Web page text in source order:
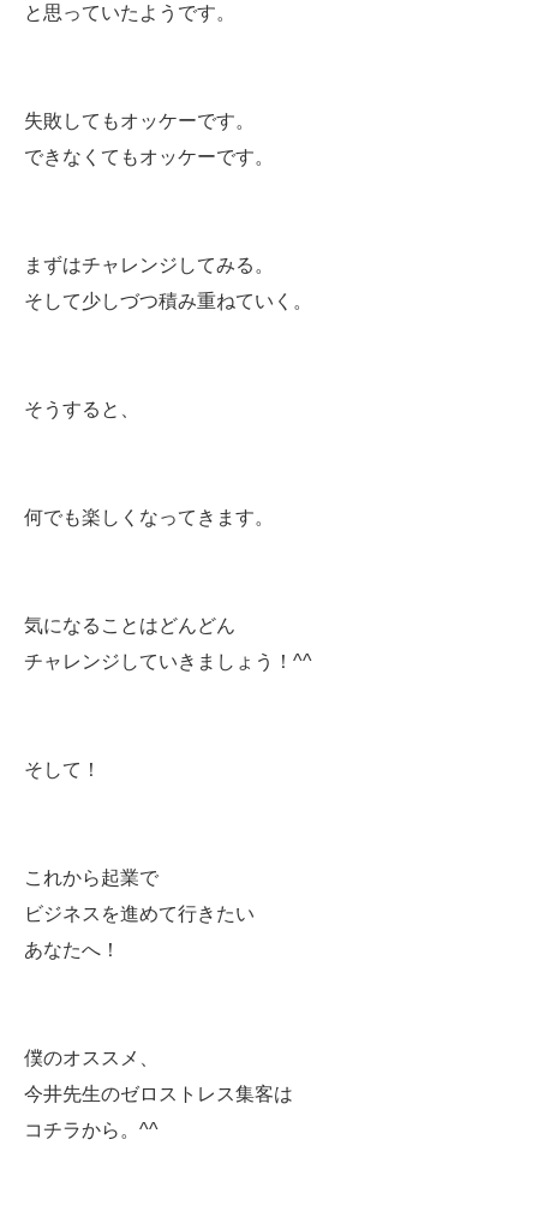
と思っていたようです。
失敗してもオッケーです。
できなくてもオッケーです。
まずはチャレンジしてみる。
そして少しづつ積み重ねていく。
そうすると、
何でも楽しくなってきます。
気になることはどんどん
チャレンジしていきましょう！^^
そして！
これから起業で
ビジネスを進めて行きたい
あなたへ！
僕のオススメ、
今井先生のゼロストレス集客は
コチラから。^^